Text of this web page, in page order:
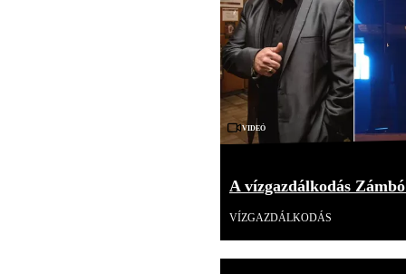
Videó
A vízgazdálkodás
VÍZGAZDÁLKODÁS